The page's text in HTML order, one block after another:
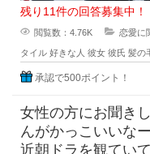
残り11件の回答募集中！
閲覧数：4.76K 恋愛に
タイル 好きな人 彼女 彼氏 髪の
承認で500ポイント！
女性の方にお聞き
んがかっこいいな
近朝ドラを観てい